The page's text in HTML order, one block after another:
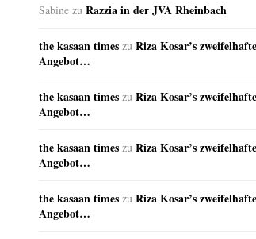
Sabine zu Razzia in der JVA Rheinbach
the kasaan times zu Riza Kosar’s
Angebot…
the kasaan times zu Riza Kosar’s
Angebot…
the kasaan times zu Riza Kosar’s
Angebot…
the kasaan times zu Riza Kosar’s
Angebot…